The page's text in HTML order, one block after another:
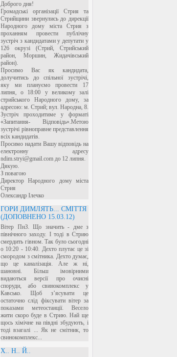
Доброго дня!
Громадські організації Стрия та
Стрийщини звернулись до дирекції
Народного дому міста Стрия з
проханням провести публічну
зустріч з кандидатами у депутати у
126 окрузі (Стрий, Стрийський
район, Моршин, Жидачівський
район).
Просимо Вас як кандидата,
долучитись до спільної зустрічі,
яку ми плануємо провести 17
липня, о 18:00 у великому залі
стрийського Народного дому, за
адресою: м. Стрий; вул. Народна, 8.
Зустріч проходитиме у форматі
«Запитання- Відповідь».Метою
зустрічі рівноправне представлення
всіх кандидатів.
Просимо надати Вашу відповідь на
електронну адресу
ndim.stryi@gmail.com до 12 липня.
Дякую.
З повагою
Директор Народного дому міста
Стрия
Олександр Ілечко
ГОРИ ДИМЛЯТЬ... СМІТТЯ
(ДОПОВНЕНО 15.03.12)
Вітер ПнЗ. Що значить - дме з
північного заходу. І тоді в Стрию
смердить гівном. Так було сьогодні
о 10:20 - 10:40. Дехто плутає це зі
смородом з смітника. Дехто думає,
що це каналізація. Але ж ні,
шановні. Більш імовірними
видаються версії про очисні
споруди, або свинокомплекс у
Кавсько. Щоб з’ясувати це
остаточно слід фіксувати вітер за
показами метеостанції. Весело
жити скоро буде в Стрию. Най ще
щось хімічне на півдні збудують, і
тоді взагалі ... Як не смітник, то
свинокомплекс...
Х.. Н.. Й..